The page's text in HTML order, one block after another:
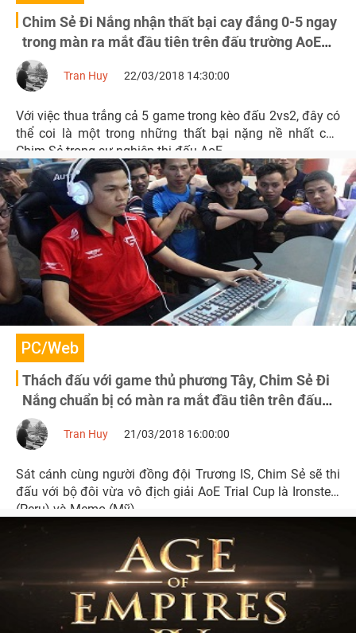
Chim Sẻ Đi Nắng nhận thất bại cay đắng 0-5 ngay
trong màn ra mắt đầu tiên trên đấu trường AoE
DE
Tran Huy 22/03/2018 14:30:00
Với việc thua trắng cả 5 game trong kèo đấu 2vs2, đây có
thể coi là một trong những thất bại nặng nề nhất của
Chim Sẻ trong sự nghiệp thi đấu AoE.
PC/Web
Thách đấu với game thủ phương Tây, Chim Sẻ Đi
Nắng chuẩn bị có màn ra mắt đầu tiên trên đấu
trường AoE DE
Tran Huy 21/03/2018 16:00:00
Sát cánh cùng người đồng đội Trương IS, Chim Sẻ sẽ thi
đấu với bộ đôi vừa vô địch giải AoE Trial Cup là Ironsteel
(Peru) và Memo (Mỹ).